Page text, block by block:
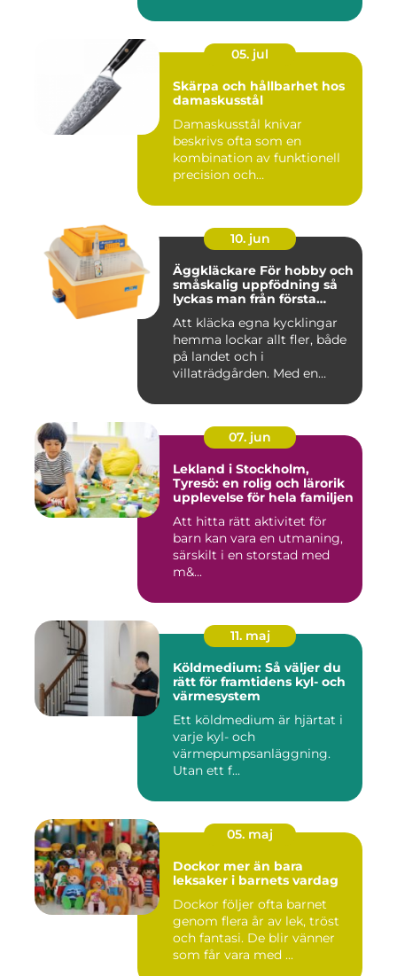
05. jul
Skärpa och hållbarhet hos
damaskusstål
Damaskusstål knivar
beskrivs ofta som en
kombination av funktionell
precision och
10. jun
Äggkläckare För hobby och
småskalig uppfödning så
lyckas man från första
Att kläcka egna kycklingar
hemma lockar allt fler, både
på landet och i
villaträdgården. Med en
07. jun
Lekland i Stockholm,
Tyresö: en rolig och lärorik
upplevelse för hela familjen
Att hitta rätt aktivitet för
barn kan vara en utmaning,
särskilt i en storstad med
m&...
11. maj
Köldmedium: Så väljer du
rätt för framtidens kyl- och
värmesystem
Ett köldmedium är hjärtat i
varje kyl- och
värmepumpsanläggning.
Utan ett f...
05. maj
Dockor mer än bara
leksaker i barnets vardag
Dockor följer ofta barnet
genom flera år av lek, tröst
och fantasi. De blir vänner
som får vara med ...